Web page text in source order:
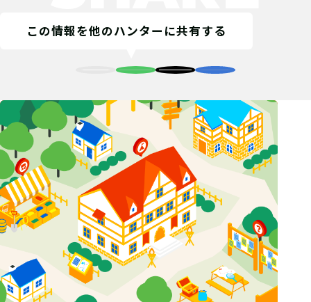
この情報を他のハンターに共有する